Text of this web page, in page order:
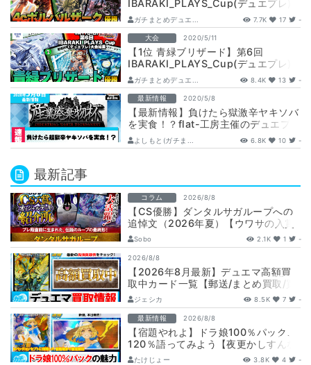
IBARAKI_PLAYS_Cup(デュエプレ)
ガチまとめデュエ... 7.7K 17 -
大会 2020/5/11
【1位 青緑ブリザード】第6回
IBARAKI_PLAYS_Cup(デュエプレ)
ガチまとめデュエ... 8.4K 13 -
最新情報 2020/5/8
【最新情報】負けたら獄激辛ヤキソバ
を実食！？flat-工房主催のデュエプレ
大会
よしもと(ガチま... 6.8K 10 -
最新記事
コラム 2026/8/8
【CS優勝】ダンタルサガループへの
追悼文（2026年夏）【ウワサの入賞
オリジナルデッキ紹介所 – …
Sobo 2.1K 1 -
2026/8/8
【2026年8月最新】デュエマ高額買
取中カード一覧【郵送/まとめ買取/買
取表/相場/金トレジャー】
ジェシカ 8.5K 7 -
最新情報 2026/8/8
【宿題やれよ】ドラ娘100％パック、
120％語ってみよう【夜更かしすんな
よ】
たけじょー 3.8K 4 -